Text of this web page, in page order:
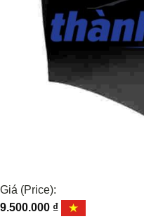
Giá (Price):
9.500.000 ₫